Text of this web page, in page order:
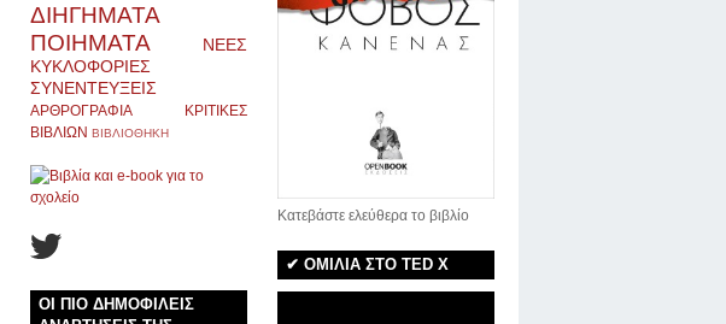
Κατεβάστε ελεύθερα το βιβλίο
✔ ΟΜΙΛΙΑ ΣΤΟ TED X
ΔΙΗΓΗΜΑΤΑ
ΠΟΙΗΜΑΤΑ
ΝΕΕΣ
ΚΥΚΛΟΦΟΡΙΕΣ
ΣΥΝΕΝΤΕΥΞΕΙΣ
ΑΡΘΡΟΓΡΑΦΙΑ
ΚΡΙΤΙΚΕΣ
ΒΙΒΛΙΩΝ ΒΙΒΛΙΟΘΗΚΗ
ΟΙ ΠΙΟ ΔΗΜΟΦΙΛΕΙΣ